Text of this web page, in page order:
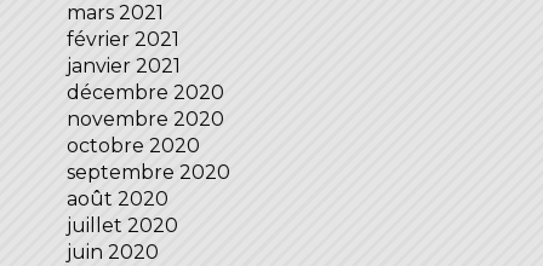
mars 2021
février 2021
janvier 2021
décembre 2020
novembre 2020
octobre 2020
septembre 2020
août 2020
juillet 2020
juin 2020